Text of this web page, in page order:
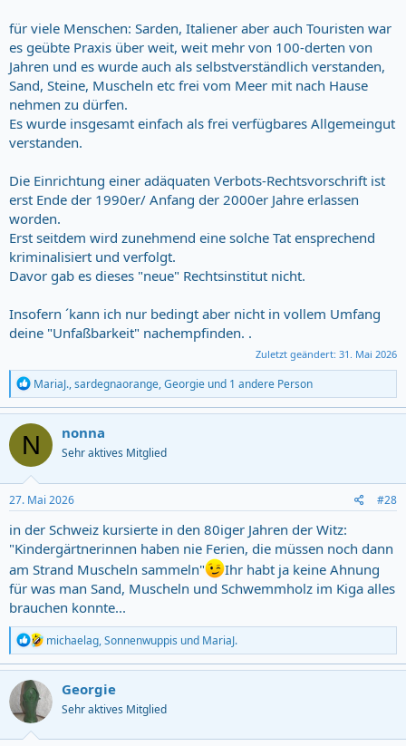
für viele Menschen: Sarden, Italiener aber auch Touristen war
es geübte Praxis über weit, weit mehr von 100-derten von
Jahren und es wurde auch als selbstverständlich verstanden,
Sand, Steine, Muscheln etc frei vom Meer mit nach Hause
nehmen zu dürfen.
Es wurde insgesamt einfach als frei verfügbares Allgemeingut
verstanden.
Die Einrichtung einer adäquaten Verbots-Rechtsvorschrift ist
erst Ende der 1990er/ Anfang der 2000er Jahre erlassen
worden.
Erst seitdem wird zunehmend eine solche Tat ensprechend
kriminalisiert und verfolgt.
Davor gab es dieses "neue" Rechtsinstitut nicht.
Insofern ´kann ich nur bedingt aber nicht in vollem Umfang
deine "Unfaßbarkeit" nachempfinden. .
Zuletzt geändert: 31. Mai 2026
R
e
a
c
i
o
n
s
:
MariaJ.,sardegnaorange,Georgie und 1 andere Person
N nonna
Sehr aktives Mitglied
27. Mai 2026 #28
in der Schweiz kursierte in den 80iger Jahren der Witz:
"Kindergärtnerinnen haben nie Ferien, die müssen noch dann
am Strand Muscheln sammeln"
Ihr habt ja keine Ahnung
für was man Sand, Muscheln und Schwemmholz im Kiga alles
brauchen konnte...
R
e
a
t
n
michaelag,Sonnenwuppis und MariaJ.
Georgie
Sehr aktives Mitglied